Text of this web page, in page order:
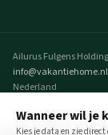
Wanneer wil je
Kies je data en zie
Ailurus Fulgens Holding
info@vakantiehome.nl
Nederland
© 2026
VakantieHome